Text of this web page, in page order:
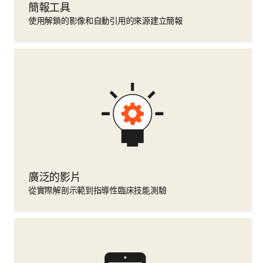
簡報工具
使用解鎖的影像和自動引用的來源建立簡報
廣泛的影片
從實際解剖示範到指導性臨床技能測驗